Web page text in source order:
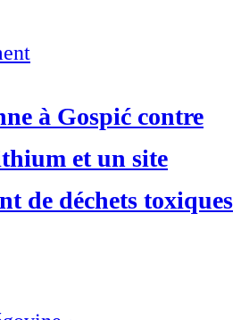
à Gospić contre
et un site
de déchets toxiques